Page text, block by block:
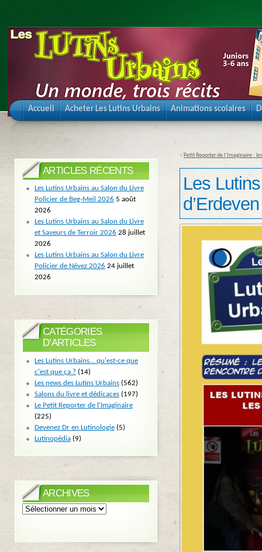
Accueil Acheter Les Lutins Urbains Animations scolaires
« Petit Reporter de l’Imaginaire :
Les
ARTICLES RÉCENTS
Les Lutins Urbains au Salon du Livre
Policier de Beg-Meil 2026 5 août
2026
Les Lutins Urbains au Salon du Livre
et Saveurs de Terroir 2026 28 juillet
2026
Les Lutins Urbains au Salon du Livre
Policier de Névez 2026 24 juillet
2026
CATÉGORIES
D’ARTICLES
Les Lutins Urbains… qu'est-ce que
c'est que ça ?(14)
Les news des Lutins Urbains(562)
Salons du livre et dédicaces(197)
Le Petit Reporter de l'Imaginaire
(225)
Devenez Dr en Lutinologie(5)
Lutinopédia(9)
ARCHIVES
Archives